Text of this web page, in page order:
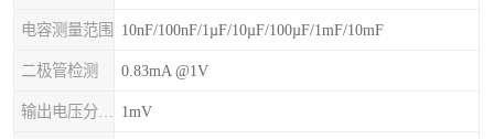
电容测量范围 10nF/100nF/1µF/10µF/100µF/1mF/10mF
二极管检测 0.83mA @1V
1mV